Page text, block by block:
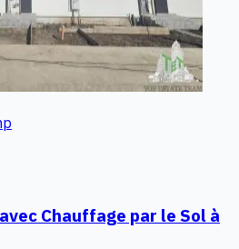
Chauffage par le Sol à